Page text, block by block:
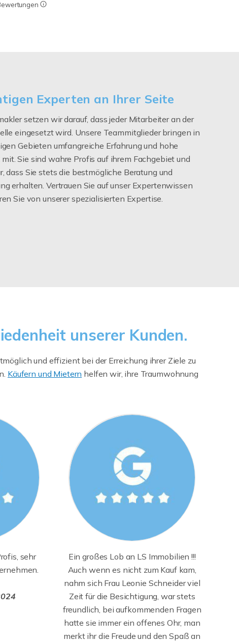
Experten an Ihrer Seite
setzen wir darauf, dass jeder Mitarbeiter an der
eingesetzt wird. Unsere Teammitglieder bringen in
Gebieten umfangreiche Erfahrung und hohe
Sie sind wahre Profis auf ihrem Fachgebiet und
dass Sie stets die bestmögliche Beratung und
erhalten. Vertrauen Sie auf unser Expertenwissen
Sie von unserer spezialisierten Expertise.
unserer Kunden.
und effizient bei der Erreichung ihrer Ziele zu
Käufern und Mietern helfen wir, ihre Traumwohnung
sehr
Ein großes Lob an LS Immobilien !!!
Auch wenn es nicht zum Kauf kam,
nahm sich Frau Leonie Schneider viel
Zeit für die Besichtigung, war stets
freundlich, bei aufkommenden Fragen
hatte sie immer ein offenes Ohr, man
merkt ihr die Freude und den Spaß an